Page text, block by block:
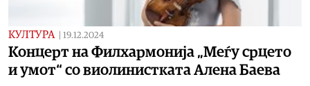
КУЛТУРА 19.12.2024
Концерт на Филхармонија „Меѓу срцето
и умот“ со виолинистката Алена Баева